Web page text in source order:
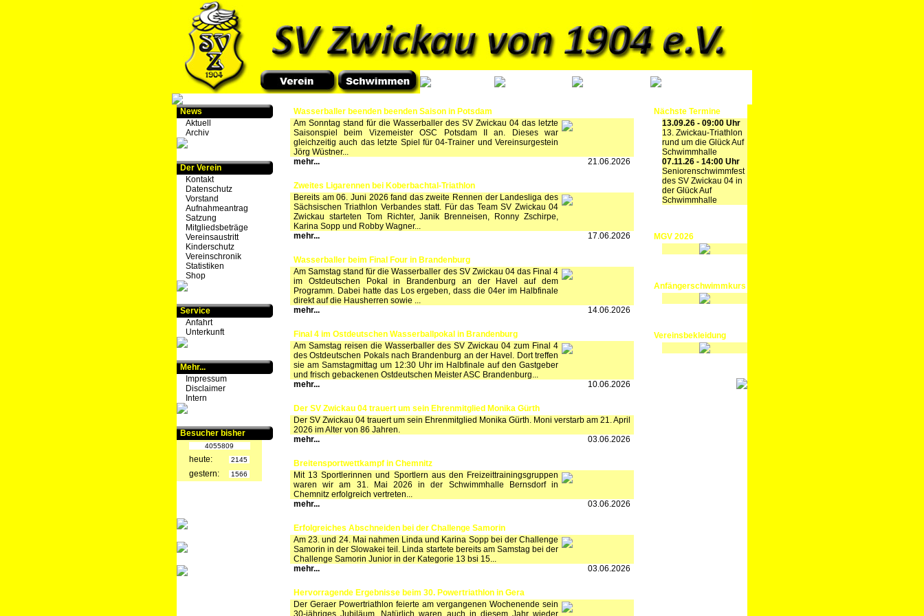
News
Aktuell
Archiv
Der Verein
Kontakt
Datenschutz
Vorstand
Aufnahmeantrag
Satzung
Mitgliedsbeträge
Vereinsaustritt
Kinderschutz
Vereinschronik
Statistiken
Shop
Service
Anfahrt
Unterkunft
Mehr...
Impressum
Disclaimer
Intern
Besucher bisher
4055809
heute: 2145
gestern: 1566
Wasserballer beenden beenden Saison in Potsdam
Am Sonntag stand für die Wasserballer des SV Zwickau 04 das letzte
Saisonspiel beim Vizemeister OSC Potsdam II an. Dieses war
gleichzeitig auch das letzte Spiel für 04-Trainer und Vereinsurgestein
Jörg Wüstner...
mehr...
21.06.2026
Zweites Ligarennen bei Koberbachtal-Triathlon
Bereits am 06. Juni 2026 fand das zweite Rennen der Landesliga des
Sächsischen Triathlon Verbandes statt. Für das Team SV Zwickau 04
Zwickau starteten Tom Richter, Janik Brenneisen, Ronny Zschirpe,
Karina Sopp und Robby Wagner...
mehr...
17.06.2026
Wasserballer beim Final Four in Brandenburg
Am Samstag stand für die Wasserballer des SV Zwickau 04 das Final 4
im Ostdeutschen Pokal in Brandenburg an der Havel auf dem
Programm. Dabei hatte das Los ergeben, dass die 04er im Halbfinale
direkt auf die Hausherren sowie ...
mehr...
14.06.2026
Final 4 im Ostdeutschen Wasserballpokal in Brandenburg
Am Samstag reisen die Wasserballer des SV Zwickau 04 zum Final 4
des Ostdeutschen Pokals nach Brandenburg an der Havel. Dort treffen
sie am Samstagmittag um 12:30 Uhr im Halbfinale auf den Gastgeber
und frisch gebackenen Ostdeutschen Meister ASC Brandenburg...
mehr...
10.06.2026
Der SV Zwickau 04 trauert um sein Ehrenmitglied Monika Gürth
Der SV Zwickau 04 trauert um sein Ehrenmitglied Monika Gürth. Moni verstarb am 21. April
2026 im Alter von 86 Jahren.
mehr...
03.06.2026
Breitensportwettkampf in Chemnitz
Mit 13 Sportlerinnen und Sportlern aus den Freizeittrainingsgruppen
waren wir am 31. Mai 2026 in der Schwimmhalle Bernsdorf in
Chemnitz erfolgreich vertreten...
mehr...
03.06.2026
Erfolgreiches Abschneiden bei der Challenge Samorin
Am 23. und 24. Mai nahmen Linda und Karina Sopp bei der Challenge
Samorin in der Slowakei teil. Linda startete bereits am Samstag bei der
Challenge Samorin Junior in der Kategorie 13 bsi 15...
mehr...
03.06.2026
Hervorragende Ergebnisse beim 30. Powertriathlon in Gera
Der Geraer Powertriathlon feierte am vergangenen Wochenende sein
30-jähriges Jubiläum. Natürlich waren auch in diesem Jahr wieder
Nächste Termine
13.09.26 - 09:00 Uhr
13. Zwickau-Triathlon
rund um die Glück Auf
Schwimmhalle
07.11.26 - 14:00 Uhr
Seniorenschwimmfest
des SV Zwickau 04 in
der Glück Auf
Schwimmhalle
MGV 2026
Anfängerschwimmkurs
Vereinsbekleidung